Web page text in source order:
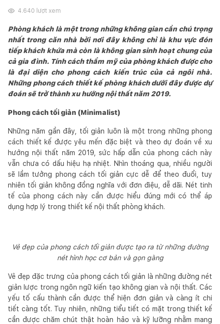
4.640 lượt xem
Phòng khách là một trong những không gian cần chú trọng
nhất trong căn nhà bởi nơi đây không chỉ là khu vực đón
tiếp khách khứa mà còn là không gian sinh hoạt chung của
cả gia đình. Tính cách thẩm mỹ của phòng khách được cho
là đại diện cho phong cách kiến trúc của cả ngôi nhà.
Những phong cách thiết kế phòng khách dưới đây được dự
đoán sẽ trở thành xu hướng nội thất năm 2019.
Phong cách tối giản (Minimalist)
Những năm gần đây, tối giản luôn là một trong những phong
cách thiết kế được yêu mến đặc biệt và theo dự đoán về xu
hướng nội thất năm 2019, sức hấp dẫn của phong cách này
vẫn chưa có dấu hiệu hạ nhiệt. Nhìn thoáng qua, nhiều người
sẽ lầm tưởng phong cách tối giản cực dễ để theo đuổi, tuy
nhiên tối giản không đồng nghĩa với đơn điệu, dễ dãi. Nét tinh
tế của phong cách này cần được hiểu đúng mới có thể áp
dụng hợp lý trong thiết kế nội thất phòng khách.
Vẻ đẹp của phong cách tối giản được tạo ra từ những đường
nét hình học cơ bản và gọn gàng
Vẻ đẹp đặc trưng của phong cách tối giản là những đường nét
giản lược trong ngôn ngữ kiến tạo không gian và nội thất. Các
yếu tố cấu thành cần được thể hiện đơn giản và càng ít chi
tiết càng tốt. Tuy nhiên, những tiểu tiết có mặt trong thiết kế
cần được chăm chút thật hoàn hảo và kỹ lưỡng nhằm mang